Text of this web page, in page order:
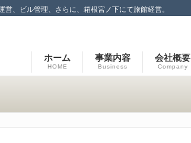
、ビル管理、さらに、箱根宮ノ下にて旅館経営。
ホーム
HOME
事業内容
Business
会社概要
Company